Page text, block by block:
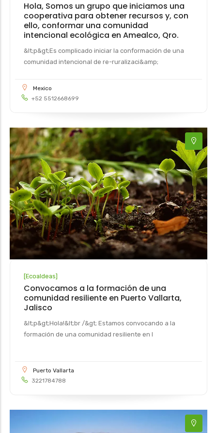
Hola, Somos un grupo que iniciamos una
cooperativa para obtener recursos y, con
ello, conformar una comunidad
intencional ecológica en Amealco, Qro.
&lt;p&gt;Es complicado iniciar la conformación de una
comunidad intencional de re-ruralizaci&amp;
Mexico
+52 5512668699
[Ecoaldeas]
Convocamos a la formación de una
comunidad resiliente en Puerto Vallarta,
Jalisco
&lt;p&gt;Hola!&lt;br /&gt; Estamos convocando a la
formación de una comunidad resiliente en l
Puerto Vallarta
3221784788